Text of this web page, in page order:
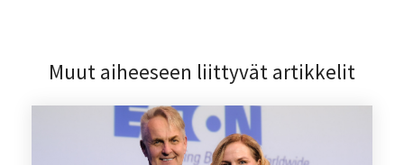
Muut aiheeseen liittyvät artikkelit